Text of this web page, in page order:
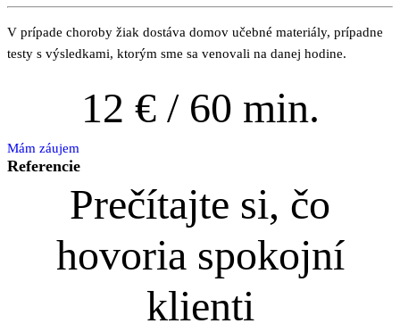
V prípade choroby žiak dostáva domov učebné materiály, prípadne
testy s výsledkami, ktorým sme sa venovali na danej hodine.
12 € / 60 min.
Mám záujem
Referencie
Prečítajte si, čo
hovoria spokojní
klienti